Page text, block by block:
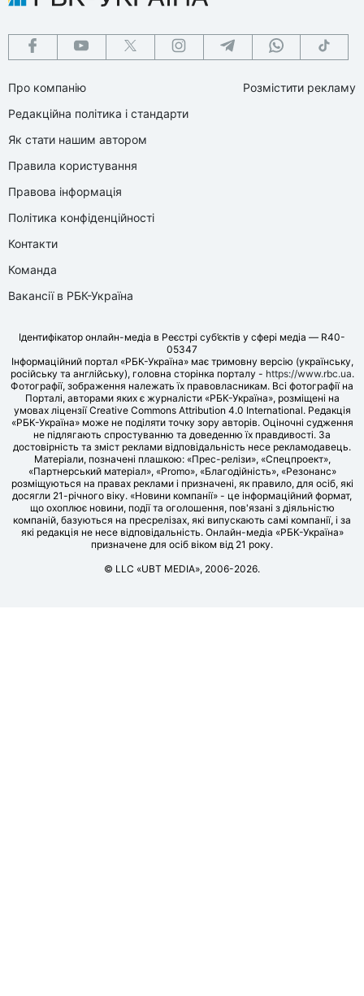
Про компанію
Редакційна політика і стандарти
Як стати нашим автором
Правила користування
Правова інформація
Політика конфіденційності
Контакти
Команда
Вакансії в РБК-Україна
Розмістити рекламу
Ідентифікатор онлайн-медіа в Реєстрі суб’єктів у сфері медіа — R40-
05347
Інформаційний портал «РБК-Україна» має тримовну версію (українську,
російську та англійську), головна сторінка порталу - https://www.rbc.ua.
Фотографії, зображення належать їх правовласникам. Всі фотографії на
Порталі, авторами яких є журналісти «РБК-Україна», розміщені на
умовах ліцензії Creative Commons Attribution 4.0 International. Редакція
«РБК-Україна» може не поділяти точку зору авторів. Оціночні судження
не підлягають спростуванню та доведенню їх правдивості. За
достовірність та зміст реклами відповідальність несе рекламодавець.
Матеріали, позначені плашкою: «Прес-релізи», «Спецпроект»,
«Партнерський матеріал», «Promo», «Благодійність», «Резонанс»
розміщуються на правах реклами і призначені, як правило, для осіб, які
досягли 21-річного віку. «Новини компанії» - це інформаційний формат,
що охоплює новини, події та оголошення, пов'язані з діяльністю
компаній, базуються на пресрелізах, які випускають самі компанії, і за
які редакція не несе відповідальність. Онлайн-медіа «РБК-Україна»
призначене для осіб віком від 21 року.
© LLC «UBT MEDIA», 2006-2026.